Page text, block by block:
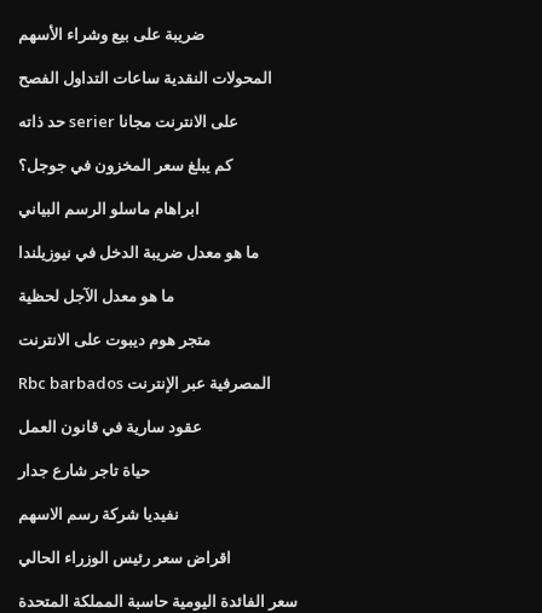
ضريبة على بيع وشراء الأسهم
المحولات النقدية ساعات التداول الفصح
حد ذاته serier على الانترنت مجانا
كم يبلغ سعر المخزون في جوجل؟
ابراهام ماسلو الرسم البياني
ما هو معدل ضريبة الدخل في نيوزيلندا
ما هو معدل الآجل لحظية
متجر هوم ديبوت على الانترنت
Rbc barbados المصرفية عبر الإنترنت
عقود سارية في قانون العمل
حياة تاجر شارع جدار
نفيديا شركة رسم الاسهم
اقراض سعر رئيس الوزراء الحالي
سعر الفائدة اليومية حاسبة المملكة المتحدة